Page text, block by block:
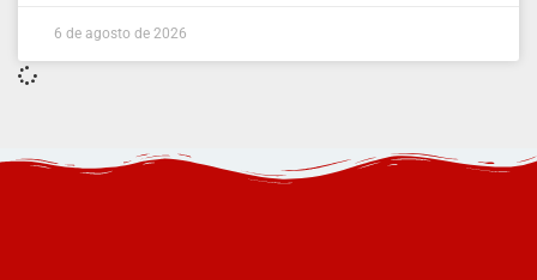
6 de agosto de 2026